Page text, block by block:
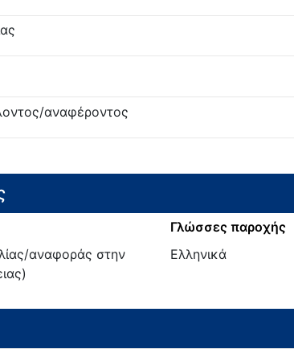
αναφέροντος
αναφοράς στην
Γλώσσες παροχής
Ελληνικά